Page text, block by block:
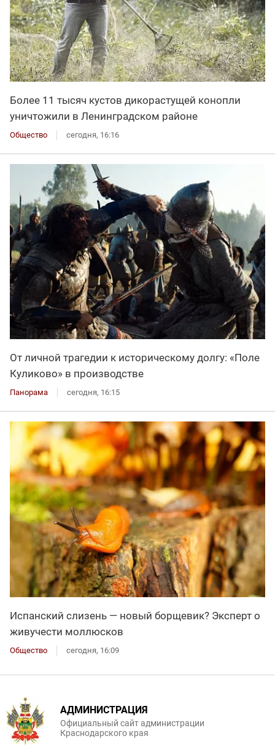
Более 11 тысяч кустов дикорастущей конопли
уничтожили в Ленинградском районе
Общество сегодня, 16:16
От личной трагедии к историческому долгу: «Поле
Куликово» в производстве
Панорама сегодня, 16:15
Испанский слизень — новый борщевик? Эксперт о
живучести моллюсков
Общество сегодня, 16:09
АДМИНИСТРАЦИЯ
Официальный сайт администрации
Краснодарского края